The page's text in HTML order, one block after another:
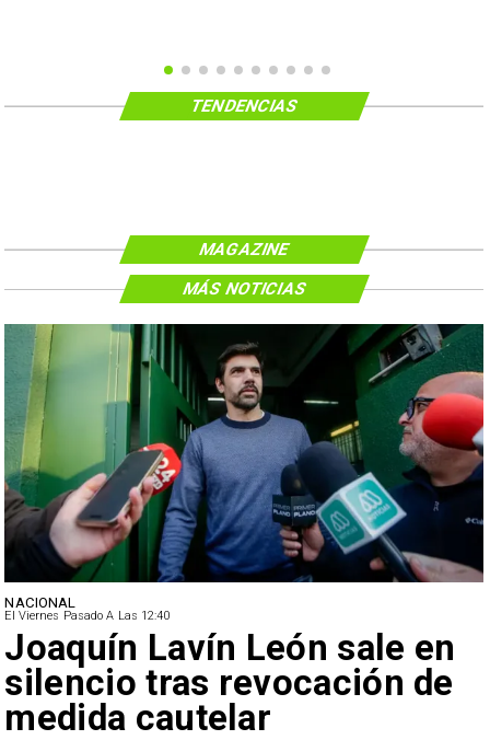
TENDENCIAS
MAGAZINE
NACIONAL
El Viernes Pasado A Las 12:40
Joaquín Lavín León sale en
silencio tras revocación de
medida cautelar
MÁS NOTICIAS